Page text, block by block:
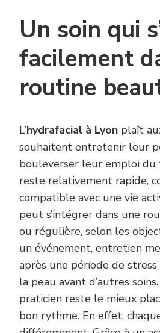
Un soin qui
facilement
routine
L’hydrafacial à Lyon plaît
souhaitent entretenir leur
bouleverser leur emploi du
reste relativement rapide,
compatible avec une vie
peut s’intégrer dans une
ou régulière, selon les
un événement, entretien
après une période de
la peau avant d’autres
praticien reste le mieux
bon rythme. En effet,